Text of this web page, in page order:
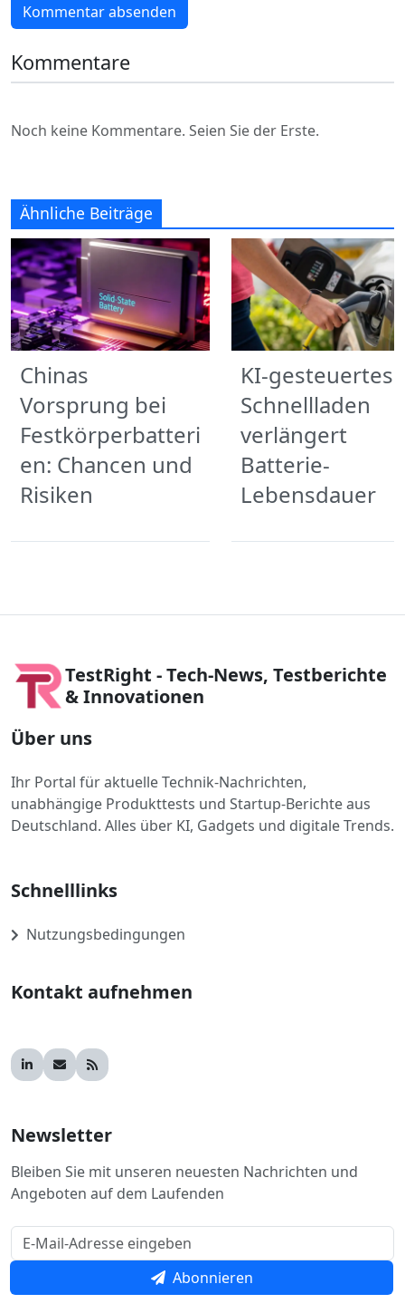
Kommentar absenden
Kommentare
Noch keine Kommentare. Seien Sie der Erste.
Ähnliche Beiträge
Chinas
Vorsprung bei
Festkörperbatteri
en: Chancen und
Risiken
KI-gesteuertes
Schnellladen
verlängert
Batterie-
Lebensdauer
TestRight - Tech-News, Testberichte
& Innovationen
Über uns
Ihr Portal für aktuelle Technik-Nachrichten,
unabhängige Produkttests und Startup-Berichte aus
Deutschland. Alles über KI, Gadgets und digitale Trends.
Schnelllinks
Nutzungsbedingungen
Kontakt aufnehmen
Newsletter
Bleiben Sie mit unseren neuesten Nachrichten und
Angeboten auf dem Laufenden
Abonnieren